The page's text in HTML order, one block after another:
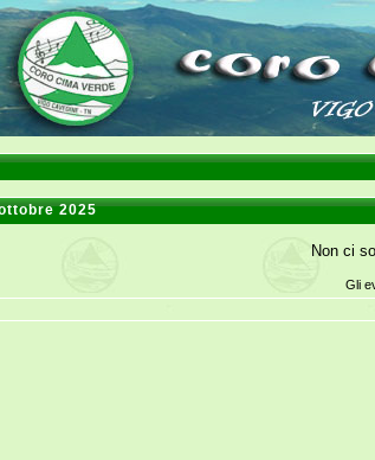
2025
Non ci
Gli